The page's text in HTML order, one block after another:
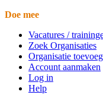
Doe mee
Vacatures /
Zoek Organisaties
Organisatie
Account aanmaken
Log in
Help